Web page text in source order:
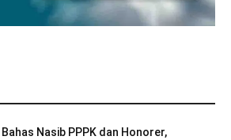
Bahas Nasib PPPK dan Honorer,